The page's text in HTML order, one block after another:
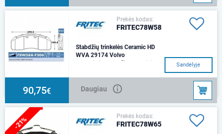
Prekės kodas:
FRITEC78W58
Stabdžių trinkelės Ceramic HD
WVA 29174 Volvo
Keraminės stabdžių kaladėlės
VOLVO MAGNUM DXI/
PREMIUM 2/ FH/ FM Stabdžių
Sandėlyje
90,75€ Daugiau
-21% Prekės kodas:
FRITEC78W65